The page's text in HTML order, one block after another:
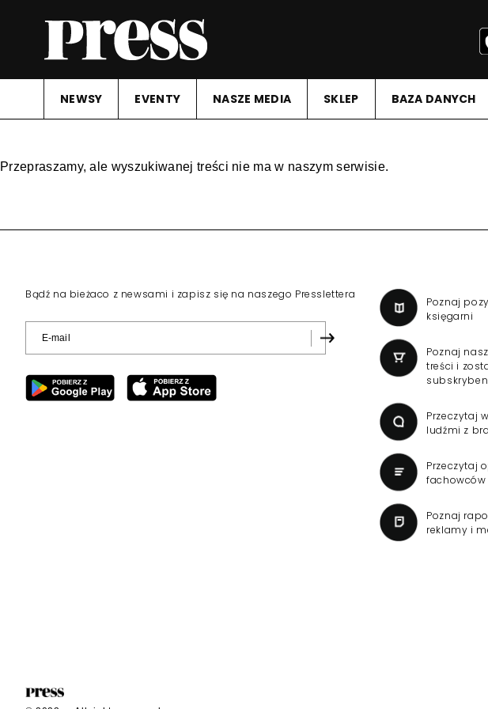
NEWSY EVENTY NASZE MEDIA SKLEP BAZA DANYCH
Przepraszamy, ale wyszukiwanej treści nie ma w naszym serwisie.
Bądź na bieżaco z newsami i zapisz się na naszego Presslettera
Poznaj
księgarni
Poznaj
treści i
Przeczytaj
ludźmi z
Przeczytaj
fachowców
Poznaj
reklamy i